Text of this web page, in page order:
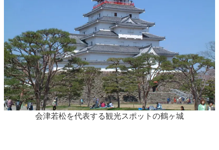
会津若松を代表する観光スポットの鶴ヶ城